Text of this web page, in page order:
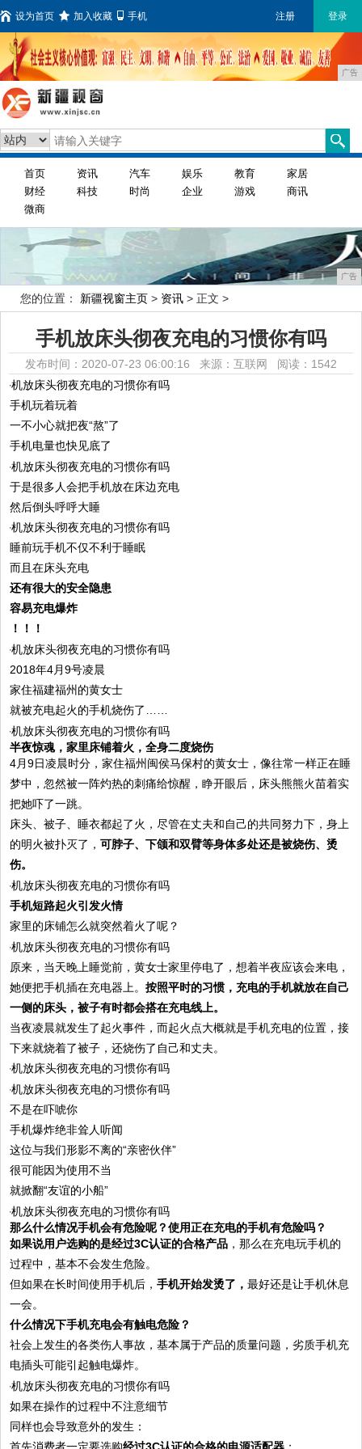
设为首页 加入收藏 手机 注册 登录
广告
首页 资讯 汽车 娱乐 教育
家居
财经
科技 时尚 企业 游戏
商讯
微商
广告
您的位置： 新疆视窗主页 > 资讯 > 正文 >
手机放床头彻夜充电的习惯你有吗
发布时间：2020-07-23 06:00:16 来源：互联网 阅读：1542
手机玩着玩着
一不小心就把夜“熬”了
手机电量也快见底了
于是很多人会把手机放在床边充电
然后倒头呼呼大睡
睡前玩手机不仅不利于睡眠
而且在床头充电
还有很大的安全隐患
容易充电爆炸
！！！
2018年4月9号凌晨
家住福建福州的黄女士
就被充电起火的手机烧伤了……
半夜惊魂，家里床铺着火，全身二度烧伤
4月9日凌晨时分，家住福州闽侯马保村的黄女士，像往常一样正在睡
梦中，忽然被一阵灼热的刺痛给惊醒，睁开眼后，床头熊熊火苗着实
把她吓了一跳。
床头、被子、睡衣都起了火，尽管在丈夫和自己的共同努力下，身上
的明火被扑灭了，可脖子、下颌和双臂等身体多处还是被烧伤、烫
伤。
手机短路起火引发火情
家里的床铺怎么就突然着火了呢？
原来，当天晚上睡觉前，黄女士家里停电了，想着半夜应该会来电，
她便把手机插在充电器上。按照平时的习惯，充电的手机就放在自己
一侧的床头，被子有时都会搭在充电线上。
当夜凌晨就发生了起火事件，而起火点大概就是手机充电的位置，接
下来就烧着了被子，还烧伤了自己和丈夫。
不是在吓唬你
手机爆炸绝非耸人听闻
这位与我们形影不离的“亲密伙伴”
很可能因为使用不当
就掀翻“友谊的小船”
那么什么情况手机会有危险呢？使用正在充电的手机有危险吗？
如果说用户选购的是经过3C认证的合格产品 ，那么在充电玩手机的
过程中，基本不会发生危险。
但如果在长时间使用手机后，手机开始发烫了，最好还是让手机休息
一会。
什么情况下手机充电会有触电危险？
社会上发生的各类伤人事故，基本属于产品的质量问题，劣质手机充
电插头可能引起触电爆炸。
如果在操作的过程中不注意细节
同样也会导致意外的发生：
首先消费者一定要选购经过3C认证的合格的电源适配器 ；